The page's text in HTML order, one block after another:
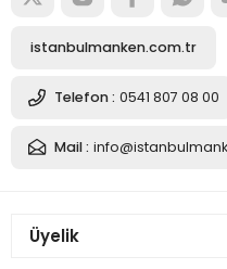
istanbulmanken.com.tr
Telefon : 0541 807 08 00
Mail :
Üyelik